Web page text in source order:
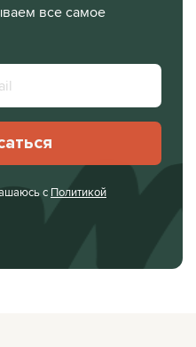
все самое
с Политикой